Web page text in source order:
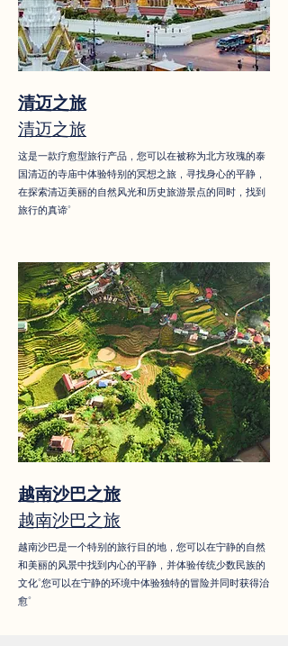
清迈之旅
清迈之旅
这是一款疗愈型旅行产品，您可以在被称为北方玫瑰的泰
国清迈的寺庙中体验特别的冥想之旅，寻找身心的平静，
在探索清迈美丽的自然风光和历史旅游景点的同时，找到
旅行的真谛。
越南沙巴之旅
越南沙巴之旅
越南沙巴是一个特别的旅行目的地，您可以在宁静的自然
和美丽的风景中找到内心的平静，并体验传统少数民族的
文化。您可以在宁静的环境中体验独特的冒险并同时获得治
愈。